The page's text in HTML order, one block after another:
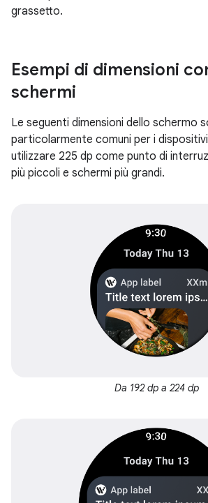
grassetto.
Esempi di dimensioni
schermi
Le seguenti dimensioni dello schermo
particolarmente comuni per i
utilizzare 225 dp come punto di
più piccoli e schermi più grandi.
Da 192 dp a 224 dp